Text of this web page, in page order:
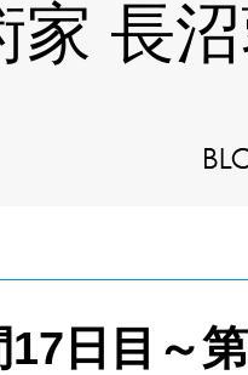
家 長
日目～